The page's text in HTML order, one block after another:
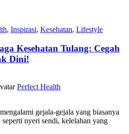
, Inspirasi, Kesehatan, Lifestyle
Kesehatan Tulang: Cegah
Dini!
Perfect Health
gejala-gejala yang biasanya
nyeri sendi, kelelahan yang